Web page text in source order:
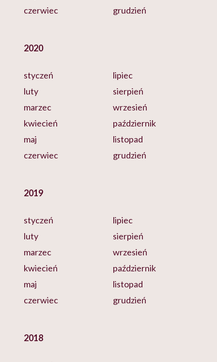
czerwiec
grudzień
2020
styczeń
luty
marzec
kwiecień
maj
czerwiec
lipiec
sierpień
wrzesień
październik
listopad
grudzień
2019
styczeń
luty
marzec
kwiecień
maj
czerwiec
lipiec
sierpień
wrzesień
październik
listopad
grudzień
2018